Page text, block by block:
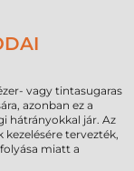
vagy tintasugaras
azonban ez a
hátrányokkal jár. Az
tervezték,
miatt a